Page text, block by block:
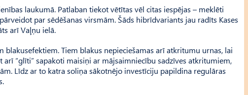
laukumā. Patlaban tiekot vētītas vēl citas iespējas – meklēti
par sēdēšanas virsmām. Šāds hibrīdvariants jau radīts Kases
arī Vaļņu ielā.
Tiem blakus nepieciešamas arī atkritumu urnas, lai
“glīti” sapakoti maisiņi ar mājsaimniecību sadzīves atkritumiem,
Līdz ar to katra soliņa sākotnējo investīciju papildina regulāras